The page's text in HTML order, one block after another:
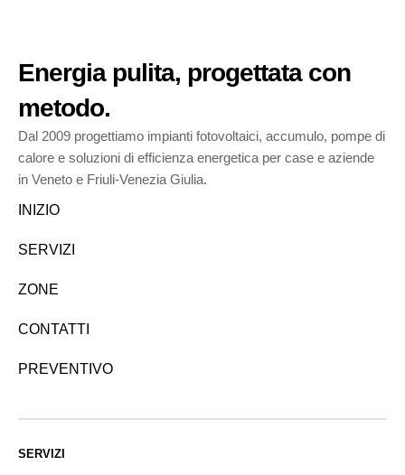
Energia pulita, progettata con
metodo.
Dal 2009 progettiamo impianti fotovoltaici, accumulo, pompe di
calore e soluzioni di efficienza energetica per case e aziende
in Veneto e Friuli-Venezia Giulia.
INIZIO
SERVIZI
ZONE
CONTATTI
PREVENTIVO
SERVIZI